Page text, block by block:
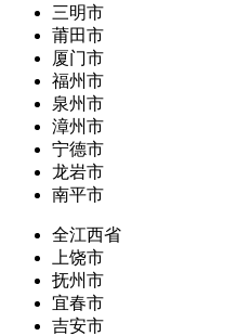
三明市
莆田市
厦门市
福州市
泉州市
漳州市
宁德市
龙岩市
南平市
全江西省
上饶市
抚州市
宜春市
吉安市